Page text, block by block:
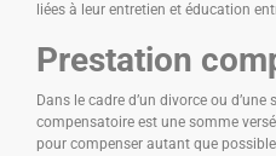
liées à leur entretien et éducation
Prestation
Dans le cadre d’un divorce ou
compensatoire est une somme
pour compenser autant que